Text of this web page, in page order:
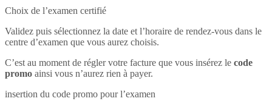
Choix de l’examen certifié
Validez puis sélectionnez la date et l’horaire de rendez-vous dans le
centre d’examen que vous aurez choisis.
C’est au moment de régler votre facture que vous insérez le code
promo ainsi vous n’aurez rien à payer.
insertion du code promo pour l’examen